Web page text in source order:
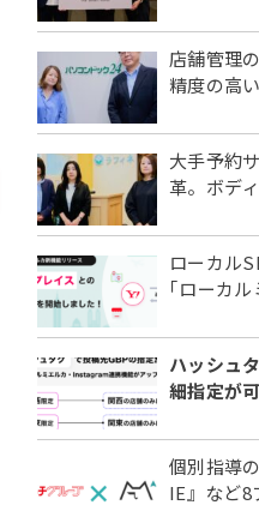
築で店舗
店舗管理
精度の高
「ローカ
容
大手予約
革。ボデ
戦略とそ
ローカル
｢ローカ
能として
ハッシュ
細指定が
をリリー
個別指導
IE』など8